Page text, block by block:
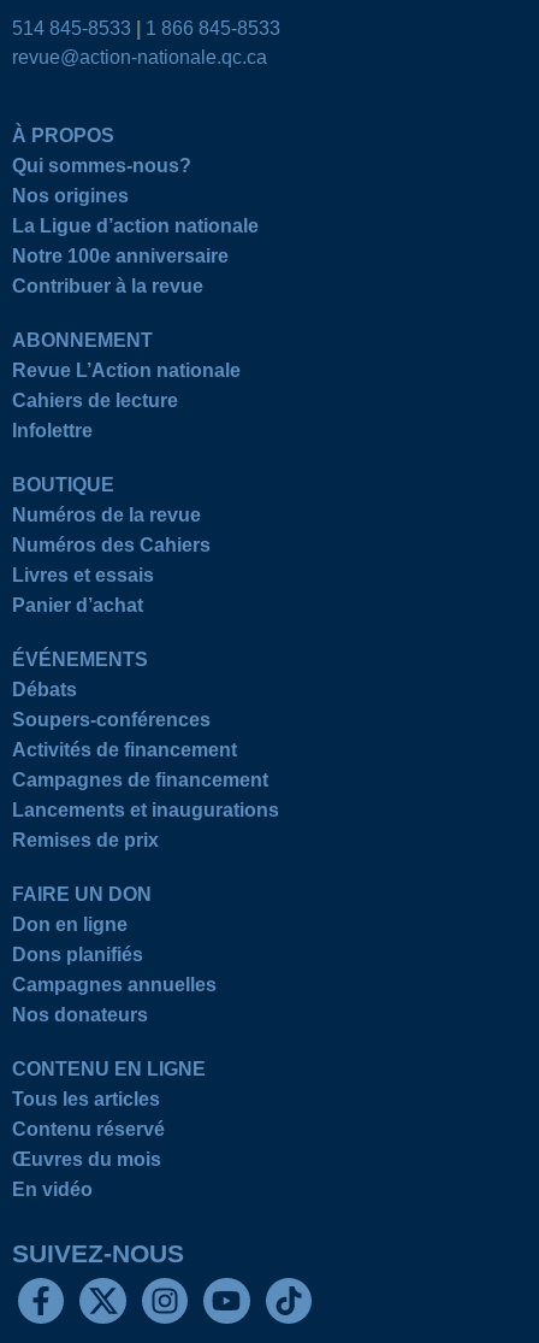
514 845-8533
1 866 845-8533
revue@action-nationale.qc.ca
À PROPOS
Qui sommes-nous?
Nos origines
La Ligue d’action nationale
Notre 100e anniversaire
Contribuer à la revue
ABONNEMENT
Revue L’Action nationale
Cahiers de lecture
Infolettre
BOUTIQUE
Numéros de la revue
Numéros des Cahiers
Livres et essais
Panier d’achat
ÉVÉNEMENTS
Débats
Soupers-conférences
Activités de financement
Campagnes de financement
Lancements et inaugurations
Remises de prix
FAIRE UN DON
Don en ligne
Dons planifiés
Campagnes annuelles
Nos donateurs
CONTENU EN LIGNE
Tous les articles
Contenu réservé
Œuvres du mois
En vidéo
SUIVEZ-NOUS